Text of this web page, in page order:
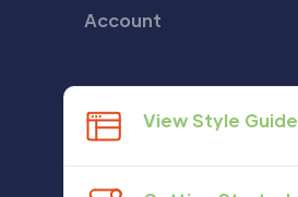
Account
View Style Guide